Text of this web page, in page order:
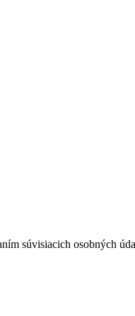
súvisiacich osobných